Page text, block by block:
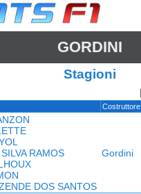
GORDINI
Stagioni
Costruttore
RAMOS
DOS SANTOS
Gordini